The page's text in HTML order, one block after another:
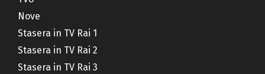
Nove
Stasera in TV Rai 1
Stasera in TV Rai 2
Stasera in TV Rai 3